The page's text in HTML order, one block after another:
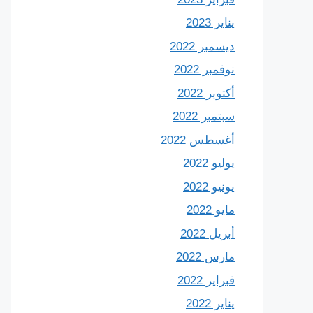
يناير 2023
ديسمبر 2022
نوفمبر 2022
أكتوبر 2022
سبتمبر 2022
أغسطس 2022
يوليو 2022
يونيو 2022
مايو 2022
أبريل 2022
مارس 2022
فبراير 2022
يناير 2022